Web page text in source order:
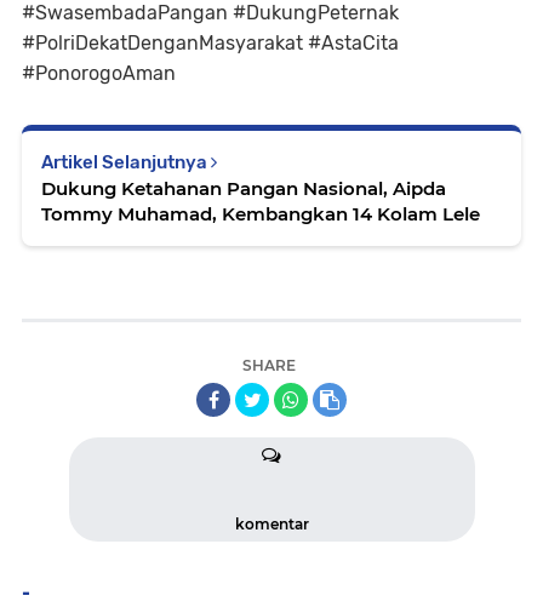
#SwasembadaPangan #DukungPeternak
#PolriDekatDenganMasyarakat #AstaCita
#PonorogoAman
Artikel Selanjutnya
Dukung Ketahanan Pangan Nasional, Aipda
Tommy Muhamad, Kembangkan 14 Kolam Lele
SHARE
komentar
-